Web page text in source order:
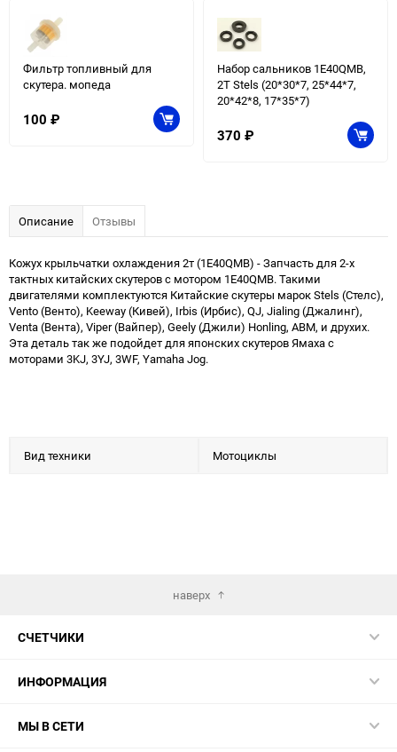
Фильтр топливный для
скутера. мопеда
100 ₽
Набор сальников 1E40QMB,
2T Stels (20*30*7, 25*44*7,
20*42*8, 17*35*7)
370 ₽
Описание Отзывы
Кожух крыльчатки охлаждения 2т (1E40QMB) - Запчасть для 2-х
тактных китайских скутеров с мотором 1E40QMB. Такими
двигателями комплектуются Китайские скутеры марок Stels (Стелс),
Vento (Венто), Keeway (Кивей), Irbis (Ирбис), QJ, Jialing (Джалинг),
Venta (Вента), Viper (Вайпер), Geely (Джили) Honling, ABM, и друхих.
Эта деталь так же подойдет для японских скутеров Ямаха с
моторами 3KJ, 3YJ, 3WF, Yamaha Jog.
Вид техники Мотоциклы
наверх
СЧЕТЧИКИ
ИНФОРМАЦИЯ
МЫ В СЕТИ